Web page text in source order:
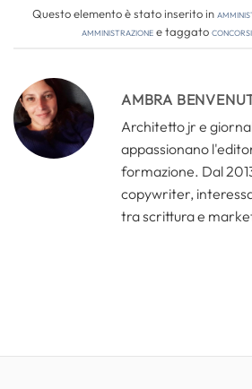
Questo elemento è stato inserito in
amministrazionee taggato
AMBRA
Architetto jr e
appassionano
formazione. Dal
copywriter,
tra scrittura e